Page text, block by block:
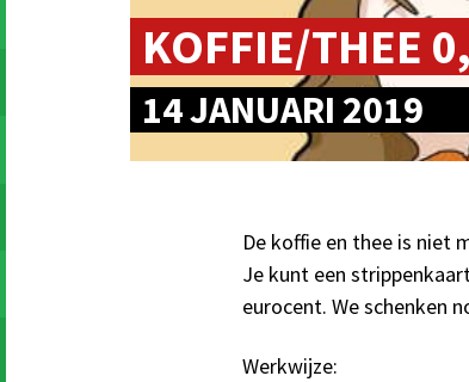
KOFFIE/THEE
14 JANUARI 2019
De koffie en thee is niet
Je kunt een
eurocent. We schenken
Werkwijze: